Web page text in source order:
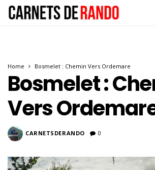
Home Bosmelet : Chemin Vers Ordemare
Bosmelet :
Vers
CARNETSDERANDO 0